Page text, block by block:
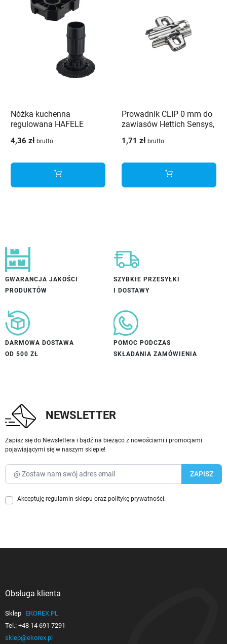
Nóżka kuchenna
regulowana HAFELE
mocująca
4,36 zł brutto
Prowadnik CLIP 0 mm do
zawiasów Hettich Sensys,
1,71 zł brutto
GWARANCJA JAKOŚCI
PRODUKTÓW
SZYBKIE PRZESYŁKI
I DOSTAWY
DARMOWA DOSTAWA
OD 500 ZŁ
POMOC PODCZAS
SKŁADANIA ZAMÓWIENIA
NEWSLETTER
Zapisz się do Newslettera i bądź na bieżąco z nowościami i promocjami
pojawiającymi się w naszym sklepie!
Akceptuję regulamin sklepu oraz politykę prywatności.
Obsługa klienta
Sklep EKOREX.PL
Tel.: +48 14 691 7291
sklep@ekorex.pl